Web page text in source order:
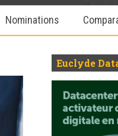
Nominations
Euclyde